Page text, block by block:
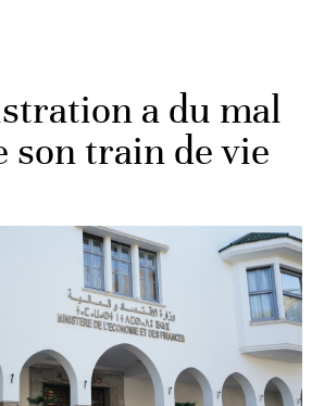
a du mal
son train de vie